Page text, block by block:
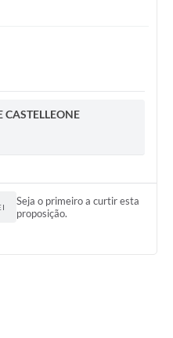
CASTELLEONE
Seja o primeiro a curtir esta
proposição.